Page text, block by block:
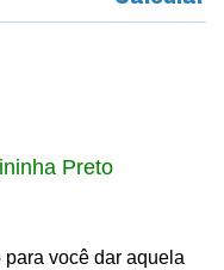
Preto
você dar aquela